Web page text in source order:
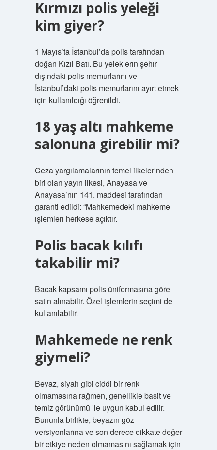
Kırmızı polis yeleği
kim giyer?
1 Mayıs’ta İstanbul’da polis tarafından
doğan Kızıl Batı. Bu yeleklerin şehir
dışındaki polis memurlarını ve
İstanbul’daki polis memurlarını ayırt etmek
için kullanıldığı öğrenildi.
18 yaş altı mahkeme
salonuna girebilir mi?
Ceza yargılamalarının temel ilkelerinden
biri olan yayın ilkesi, Anayasa ve
Anayasa’nın 141. maddesi tarafından
garanti edildi: “Mahkemedeki mahkeme
işlemleri herkese açıktır.
Polis bacak kılıfı
takabilir mi?
Bacak kapsamı polis üniformasına göre
satın alınabilir. Özel işlemlerin seçimi de
kullanılabilir.
Mahkemede ne renk
giymeli?
Beyaz, siyah gibi ciddi bir renk
olmamasına rağmen, genellikle basit ve
temiz görünümü ile uygun kabul edilir.
Bununla birlikte, beyazın göz
versiyonlarına ve son derece dikkate değer
bir etkiye neden olmamasını sağlamak için